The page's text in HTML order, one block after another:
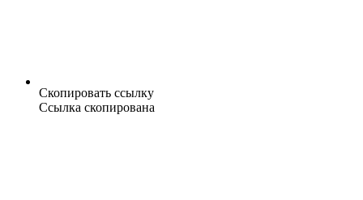
Скопировать ссылку
Ссылка скопирована